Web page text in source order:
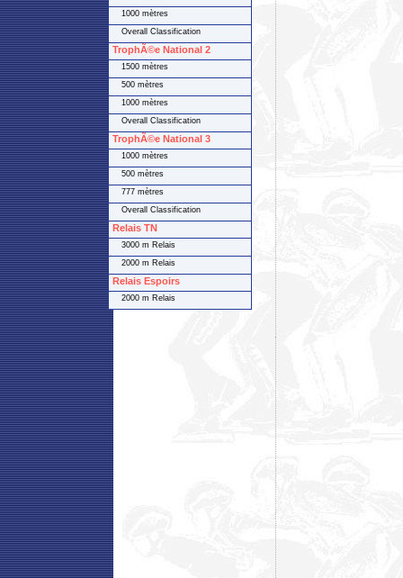
1000 mètres
Overall Classification
TrophÃ©e National 2
1500 mètres
500 mètres
1000 mètres
Overall Classification
TrophÃ©e National 3
1000 mètres
500 mètres
777 mètres
Overall Classification
Relais TN
3000 m Relais
2000 m Relais
Relais Espoirs
2000 m Relais